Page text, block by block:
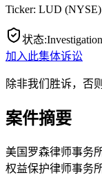
Ticker: LUD (NYSE)
状态:Investigation
加入此集体诉讼
除非我们胜诉，否
案件摘要
美国罗森律师事务
权益保护律师事务